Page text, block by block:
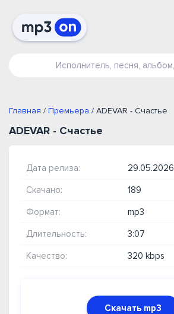
Главная / Премьера / ADEVAR - Счастье
ADEVAR - Счастье
Дата релиза: 29.05.2026
Скачано: 189
Формат: mp3
Длительность: 3:07
Качество: 320 kbps
Скачать mp3